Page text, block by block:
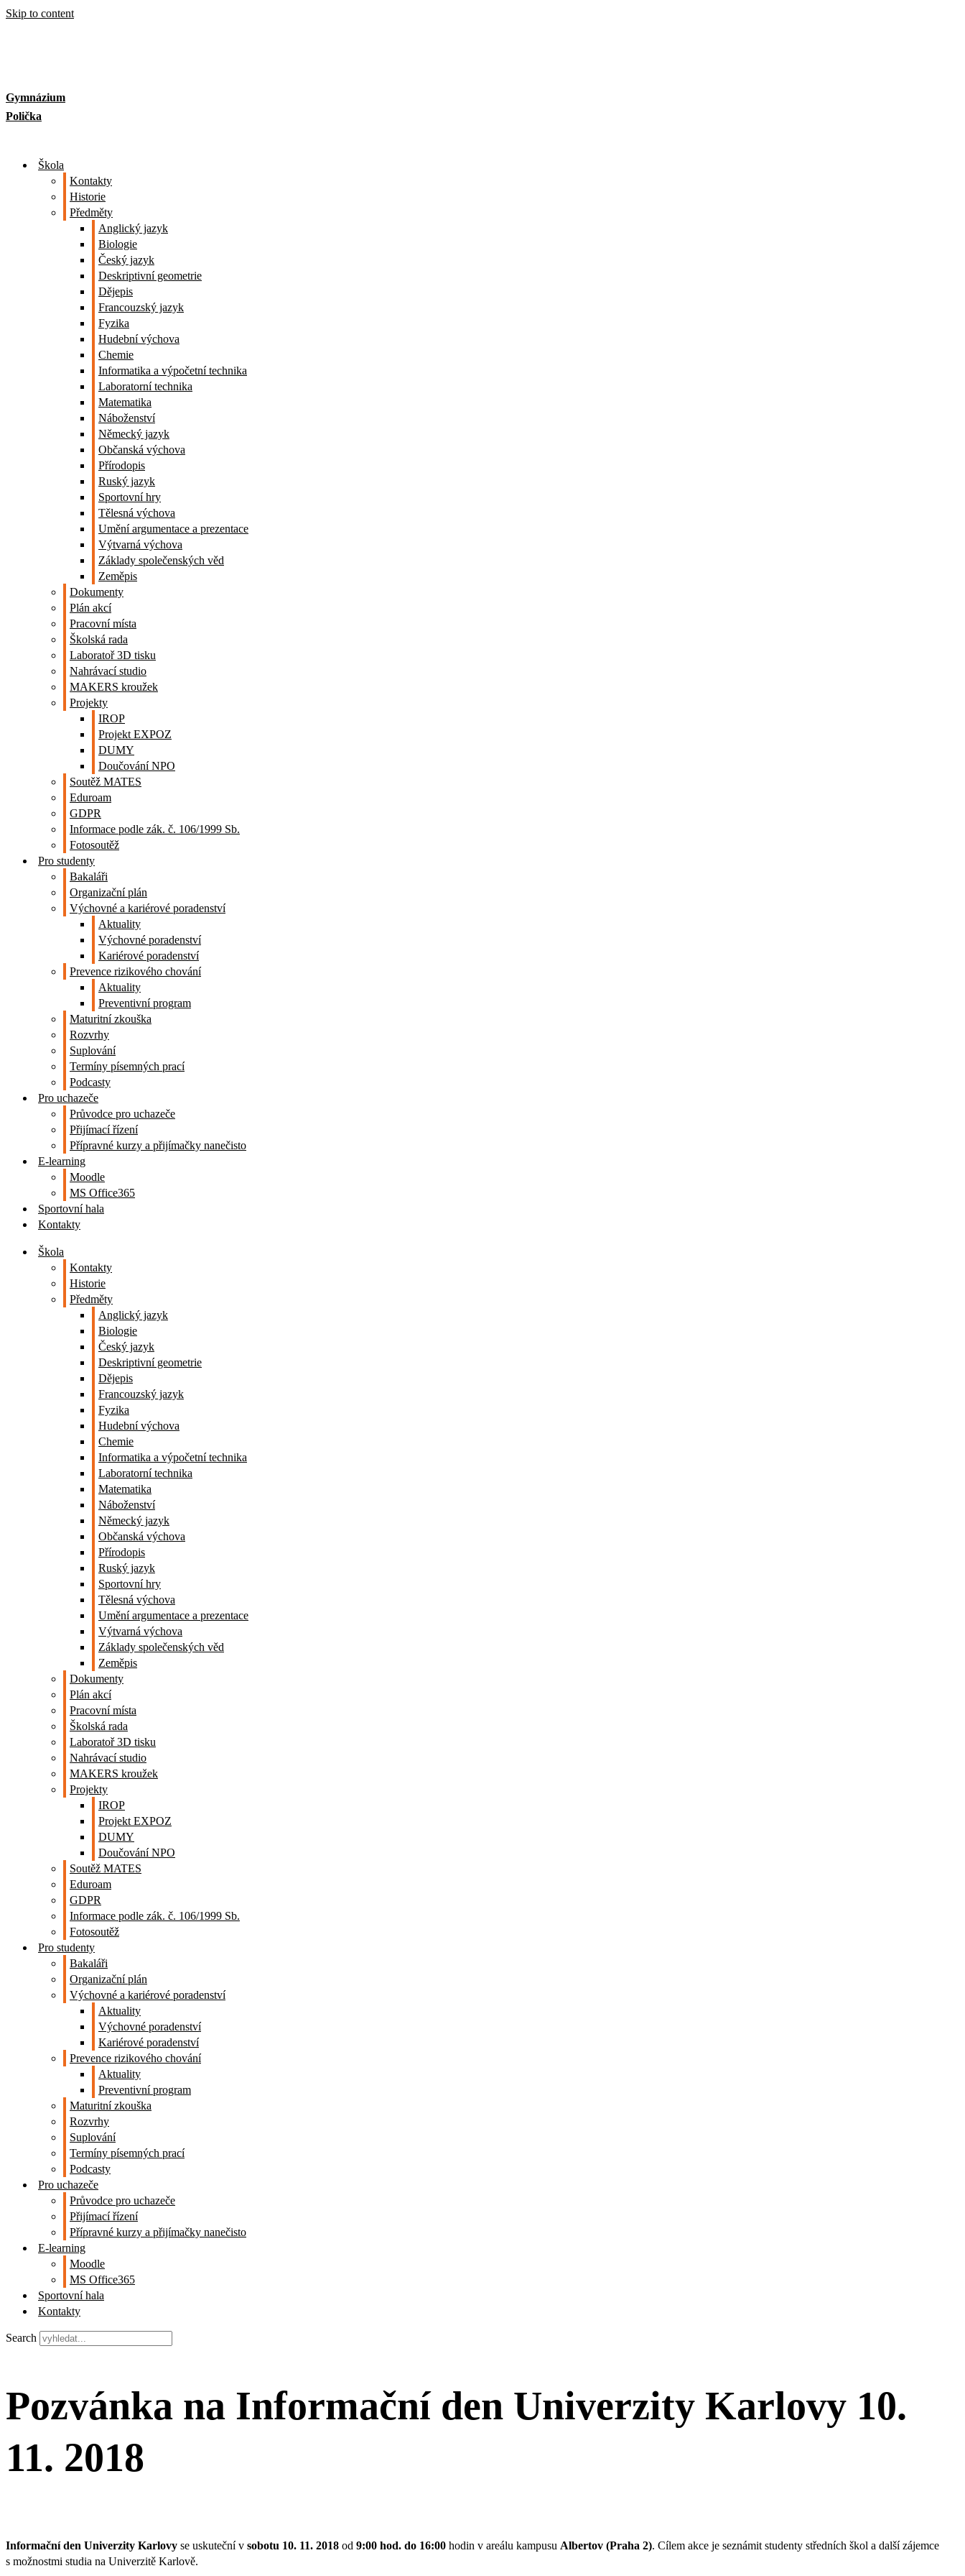
Skip to content
Gymnázium
Polička
Škola
Kontakty
Historie
Předměty
Anglický jazyk
Biologie
Český jazyk
Deskriptivní geometrie
Dějepis
Francouzský jazyk
Fyzika
Hudební výchova
Chemie
Informatika a výpočetní technika
Laboratorní technika
Matematika
Náboženství
Německý jazyk
Občanská výchova
Přírodopis
Ruský jazyk
Sportovní hry
Tělesná výchova
Umění argumentace a prezentace
Výtvarná výchova
Základy společenských věd
Zeměpis
Dokumenty
Plán akcí
Pracovní místa
Školská rada
Laboratoř 3D tisku
Nahrávací studio
MAKERS kroužek
Projekty
IROP
Projekt EXPOZ
DUMY
Doučování NPO
Soutěž MATES
Eduroam
GDPR
Informace podle zák. č. 106/1999 Sb.
Fotosoutěž
Pro studenty
Bakaláři
Organizační plán
Výchovné a kariérové poradenství
Aktuality
Výchovné poradenství
Kariérové poradenství
Prevence rizikového chování
Aktuality
Preventivní program
Maturitní zkouška
Rozvrhy
Suplování
Termíny písemných prací
Podcasty
Pro uchazeče
Průvodce pro uchazeče
Přijímací řízení
Přípravné kurzy a přijímačky nanečisto
E-learning
Moodle
MS Office365
Sportovní hala
Kontakty
Škola
Kontakty
Historie
Předměty
Anglický jazyk
Biologie
Český jazyk
Deskriptivní geometrie
Dějepis
Francouzský jazyk
Fyzika
Hudební výchova
Chemie
Informatika a výpočetní technika
Laboratorní technika
Matematika
Náboženství
Německý jazyk
Občanská výchova
Přírodopis
Ruský jazyk
Sportovní hry
Tělesná výchova
Umění argumentace a prezentace
Výtvarná výchova
Základy společenských věd
Zeměpis
Dokumenty
Plán akcí
Pracovní místa
Školská rada
Laboratoř 3D tisku
Nahrávací studio
MAKERS kroužek
Projekty
IROP
Projekt EXPOZ
DUMY
Doučování NPO
Soutěž MATES
Eduroam
GDPR
Informace podle zák. č. 106/1999 Sb.
Fotosoutěž
Pro studenty
Bakaláři
Organizační plán
Výchovné a kariérové poradenství
Aktuality
Výchovné poradenství
Kariérové poradenství
Prevence rizikového chování
Aktuality
Preventivní program
Maturitní zkouška
Rozvrhy
Suplování
Termíny písemných prací
Podcasty
Pro uchazeče
Průvodce pro uchazeče
Přijímací řízení
Přípravné kurzy a přijímačky nanečisto
E-learning
Moodle
MS Office365
Sportovní hala
Kontakty
Search
Pozvánka na Informační den Univerzity Karlovy 10.
11. 2018
Informační den Univerzity Karlovy se uskuteční v sobotu 10. 11. 2018 od 9:00 hod. do 16:00 hodin v areálu kampusu Albertov (Praha 2). Cílem akce je seznámit studenty středních škol a další zájemce
s možnostmi studia na Univerzitě Karlově.